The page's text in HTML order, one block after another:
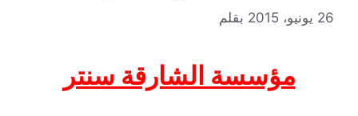
26 يونيو، 2015 بقلم
مؤسسة الشارقة سنتر